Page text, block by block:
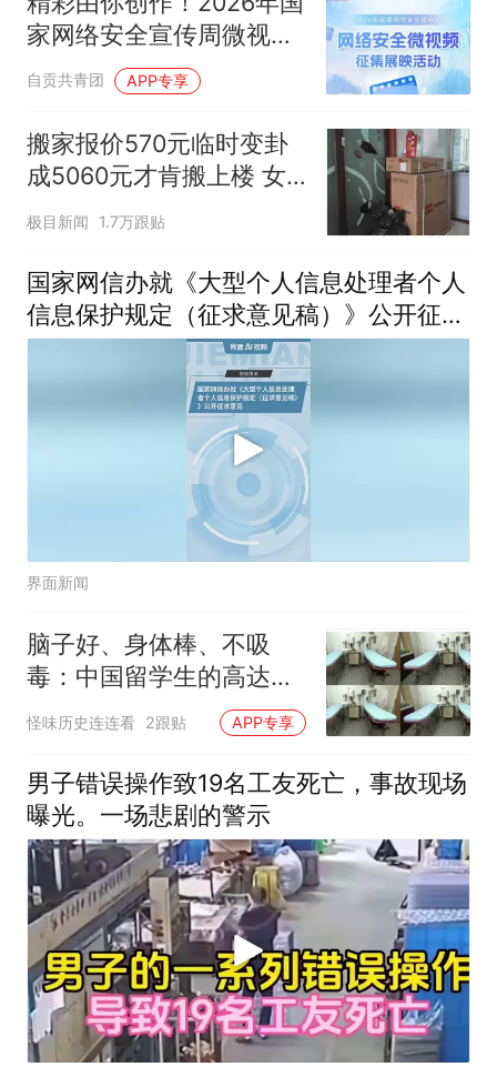
家网络安全宣传周微视频
征集展映活动来啦！
自贡共青团 APP专享
搬家报价570元临时变卦
成5060元才肯搬上楼 女
子傻眼
极目新闻 1.7万跟贴
国家网信办就《大型个人信息处理者个人
信息保护规定（征求意见稿）》公开征求
意见
界面新闻
脑子好、身体棒、不吸
毒：中国留学生的高达之
躯，在美国最值钱？
怪味历史连连看 2跟贴 APP专享
男子错误操作致19名工友死亡，事故现场
曝光。一场悲剧的警示